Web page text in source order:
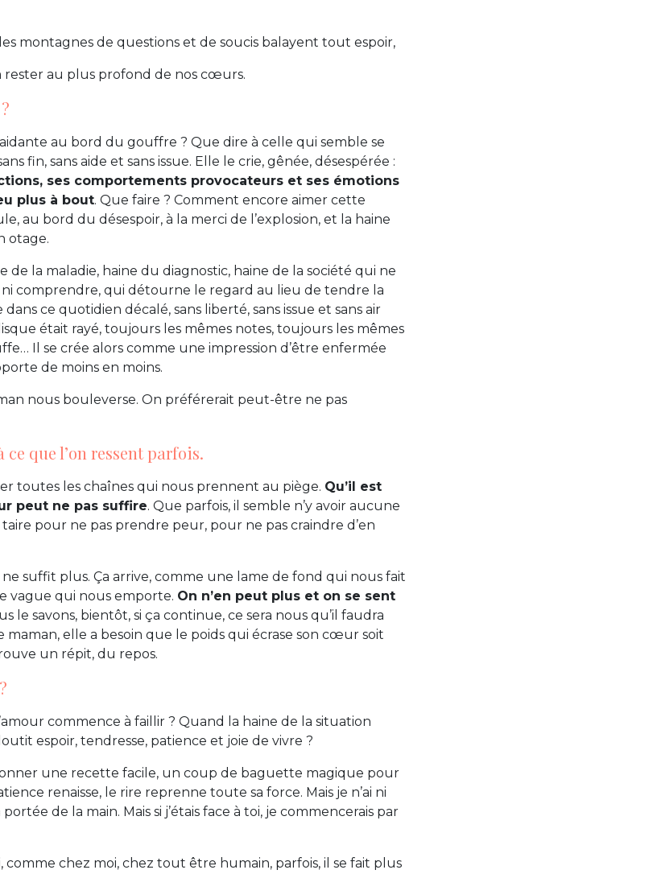
montagnes de questions et de soucis balayent tout espoir,
rester au plus profond de nos cœurs.
au bord du gouffre ? Que dire à celle qui semble se
fin, sans aide et sans issue. Elle le crie, gênée, désespérée :
ses comportements provocateurs et ses émotions
plus à bout. Que faire ? Comment encore aimer cette
au bord du désespoir, à la merci de l’explosion, et la haine
otage.
de la maladie, haine du diagnostic, haine de la société qui ne
ni comprendre, qui détourne le regard au lieu de tendre la
dans ce quotidien décalé, sans liberté, sans issue et sans air
était rayé, toujours les mêmes notes, toujours les mêmes
Il se crée alors comme une impression d’être enfermée
de moins en moins.
nous bouleverse. On préférerait peut-être ne pas
que l’on ressent parfois.
toutes les chaînes qui nous prennent au piège. Qu’il est
peut ne pas suffire. Que parfois, il semble n’y avoir aucune
pour ne pas prendre peur, pour ne pas craindre d’en
suffit plus. Ça arrive, comme une lame de fond qui nous fait
vague qui nous emporte. On n’en peut plus et on se sent
le savons, bientôt, si ça continue, ce sera nous qu’il faudra
maman, elle a besoin que le poids qui écrase son cœur soit
un répit, du repos.
commence à faillir ? Quand la haine de la situation
espoir, tendresse, patience et joie de vivre ?
une recette facile, un coup de baguette magique pour
renaisse, le rire reprenne toute sa force. Mais je n’ai ni
de la main. Mais si j’étais face à toi, je commencerais par
comme chez moi, chez tout être humain, parfois, il se fait plus